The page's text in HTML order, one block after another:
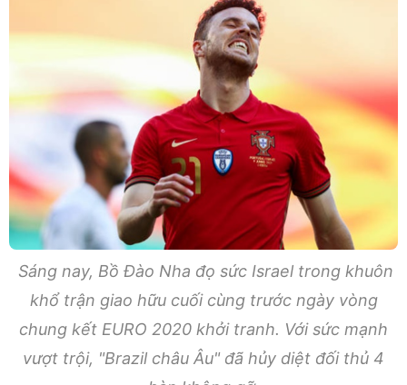
Sáng nay, Bồ Đào Nha đọ sức Israel trong khuôn
khổ trận giao hữu cuối cùng trước ngày vòng
chung kết EURO 2020 khởi tranh. Với sức mạnh
vượt trội, "Brazil châu Âu" đã hủy diệt đối thủ 4